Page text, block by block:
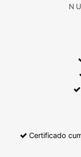
Certificado